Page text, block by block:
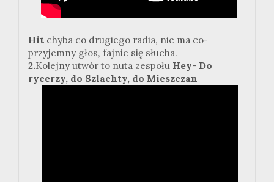
Hit chyba co drugiego radia, nie ma co-
przyjemny głos, fajnie się słucha.
2.Kolejny utwór to nuta zespołu Hey- Do
rycerzy, do Szlachty, do Mieszczan